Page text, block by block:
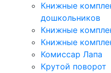
Книжные
дошкольников
Книжные
Книжные
Комиссар Лапа
Крутой поворот